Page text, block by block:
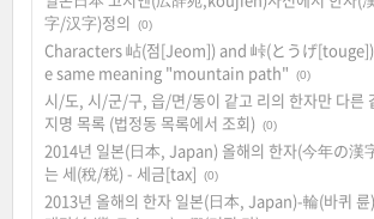
字/汉字)정의
(0)
Characters 岾(점[Jeom]) and 峠(とうげ
e same meaning "mountain path"
(0)
시/도, 시/군/구, 읍/면/동이 같고 리의 한자만 다른
지명 목록 (법정동 목록에서 조회)
(0)
2014년 일본(日本, Japan) 올해의 한자(今年の漢
는 세(稅/税) - 세금[tax]
(0)
2013년 올해의 한자 일본(日本, Japan)-輪(바퀴 륜